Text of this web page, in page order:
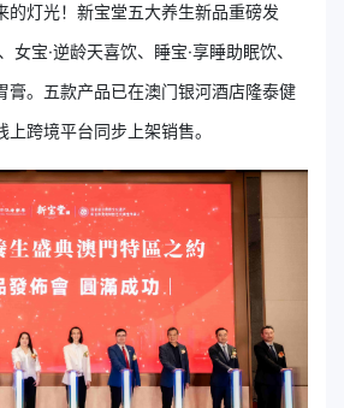
的灯光！新宝堂五大养生新品重磅发
女宝·逆龄天喜饮、睡宝·享睡助眠饮、
膏。五款产品已在澳门银河酒店隆泰健
跨境平台同步上架销售。